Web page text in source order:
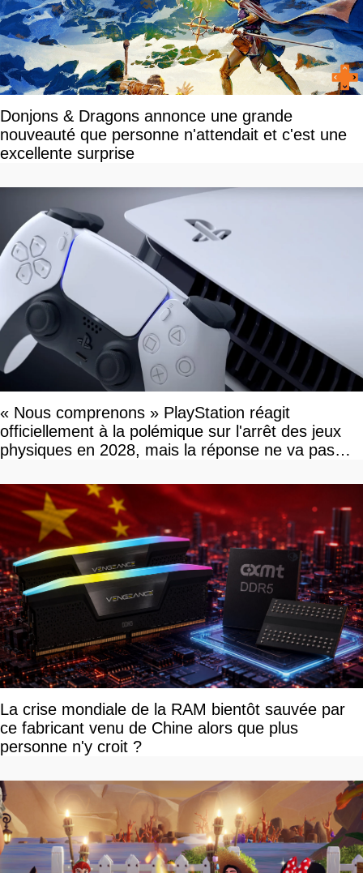
Donjons & Dragons annonce une grande
nouveauté que personne n'attendait et c'est une
excellente surprise
« Nous comprenons » PlayStation réagit
officiellement à la polémique sur l'arrêt des jeux
physiques en 2028, mais la réponse ne va pas
La crise mondiale de la RAM bientôt sauvée par
ce fabricant venu de Chine alors que plus
personne n'y croit ?